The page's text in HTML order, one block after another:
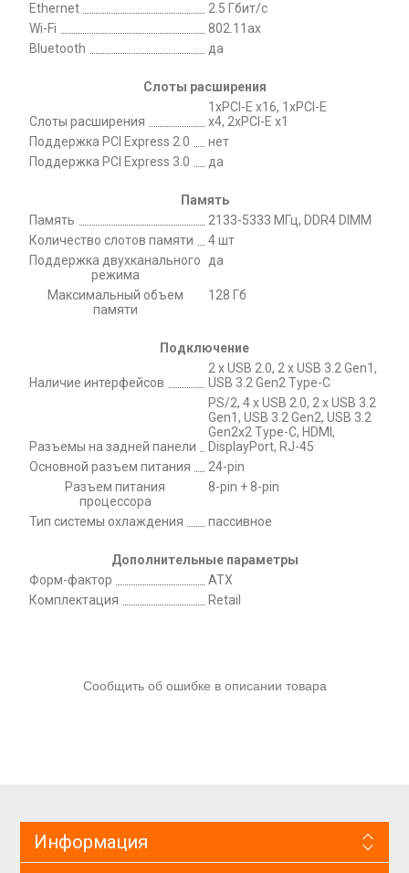
Ethernet
2.5 Гбит/с
Wi-Fi
802.11ax
Bluetooth
да
Слоты расширения
Слоты расширения
1xPCI-E x16, 1xPCI-E
x4, 2xPCI-E x1
Поддержка PCI Express 2.0
нет
Поддержка PCI Express 3.0
да
Память
Память
2133-5333 МГц, DDR4 DIMM
Количество слотов памяти
4 шт
Поддержка двухканального
режима
да
Максимальный объем
памяти
128 Гб
Подключение
Наличие интерфейсов
2 x USB 2.0, 2 x USB 3.2 Gen1,
USB 3.2 Gen2 Type-C
Разъемы на задней панели
PS/2, 4 x USB 2.0, 2 x USB 3.2
Gen1, USB 3.2 Gen2, USB 3.2
Gen2x2 Type-C, HDMI,
DisplayPort, RJ-45
Основной разъем питания
24-pin
Разъем питания
процессора
8-pin + 8-pin
Тип системы охлаждения пассивное
Дополнительные параметры
Форм-фактор
ATX
Комплектация
Retail
Сообщить об ошибке в описании товара
Информация